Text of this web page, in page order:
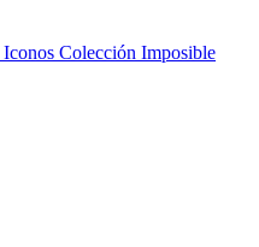
Iconos Colección Imposible